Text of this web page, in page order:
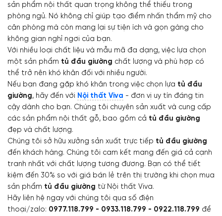
sản phẩm nội thất quan trọng không thể thiếu trong
phòng ngủ. Nó không chỉ giúp tạo điểm nhấn thẩm mỹ cho
căn phòng mà còn mang lại sự tiện ích và gọn gàng cho
không gian nghỉ ngơi của bạn.
Với nhiều loại chất liệu và mẫu mã đa dạng, việc lựa chọn
một sản phẩm tủ đầu giường chất lượng và phù hợp có
thể trở nên khó khăn đối với nhiều người.
Nếu bạn đang gặp khó khăn trong việc chọn lựa tủ đầu
giường, hãy đến với Nội thất Viva - đơn vị uy tín đáng tin
cậy dành cho bạn. Chúng tôi chuyên sản xuất và cung cấp
các sản phẩm nội thất gỗ, bao gồm cả tủ đầu giường
đẹp và chất lượng.
Chúng tôi sở hữu xưởng sản xuất trực tiếp tủ đầu giường
đến khách hàng. Chúng tôi cam kết mang đến giá cả cạnh
tranh nhất với chất lượng tương đương. Bạn có thể tiết
kiệm đến 30% so với giá bán lẻ trên thị trường khi chọn mua
sản phẩm tủ đầu giường từ Nội thất Viva.
Hãy liên hệ ngay với chúng tôi qua số điện
thoại/zalo: 0977.118.799 - 0933.118.799 - 0922.118.799 để